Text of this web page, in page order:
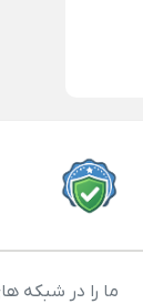
ما را در شبکه